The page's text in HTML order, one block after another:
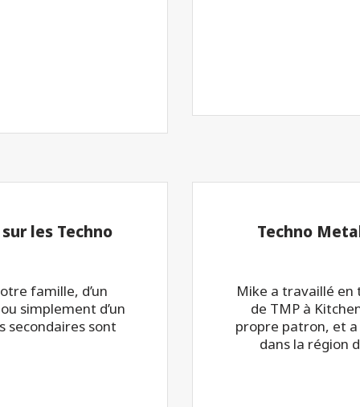
les Techno
famille, d’un
simplement d’un
secondaires sont
Techno
Mike a travaillé
de TMP à
propre patron, et
dans la région